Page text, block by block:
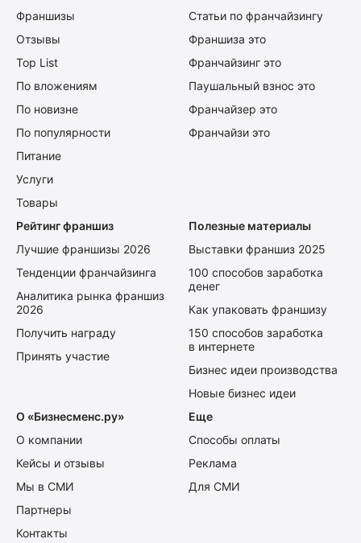
Франшизы
Отзывы
Top List
По вложениям
По новизне
По популярности
Питание
Услуги
Товары
Статьи по франчайзингу
Франшиза это
Франчайзинг это
Паушальный взнос это
Франчайзер это
Франчайзи это
Рейтинг франшиз
Лучшие франшизы 2026
Тенденции франчайзинга
Аналитика рынка франшиз
2026
Получить награду
Принять участие
Полезные материалы
Выставки франшиз 2025
100 способов заработка
денег
Как упаковать франшизу
150 способов заработка
в интернете
Бизнес идеи производства
Новые бизнес идеи
О «Бизнесменс.ру»
О компании
Кейсы и отзывы
Мы в СМИ
Партнеры
Контакты
Еще
Способы оплаты
Реклама
Для СМИ